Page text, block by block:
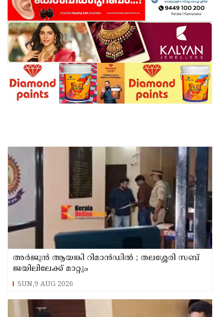
അര്‍ജുന്‍ ആയങ്കി റിമാന്‍ഡില്‍ ; തലശ്ശേരി സബ്
ജയിലിലേക്ക് മാറ്റും
SUN,9 AUG 2026